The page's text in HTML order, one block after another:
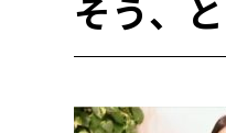
そう、